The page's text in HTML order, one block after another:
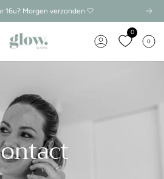
16u? Morgen verzonden 🤍
Konto
0
0